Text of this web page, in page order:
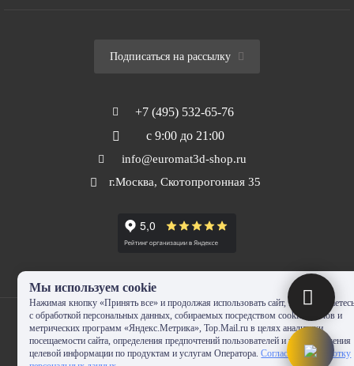
Подписаться на рассылку
+7 (495) 532-65-76
с 9:00 до 21:00
info@euromat3d-shop.ru
г.Москва, Скотопрогонная 35
© 2010-2024 - EUROMAT|3D-SHOP.RU. Все права защищены. Копирование
Мы используем cookie
Нажимая кнопку «Принять все» и продолжая использовать сайт, Вы
с обработкой персональных данных, собираемых посредством cookie-файлов и
метрических программ «Яндекс.Метрика», Top.Mail.ru в целях аналитики
посещаемости сайта, определения предпочтений пользователей и предоставления
целевой информации по продуктам и услугам Оператора.Согласие на обработку